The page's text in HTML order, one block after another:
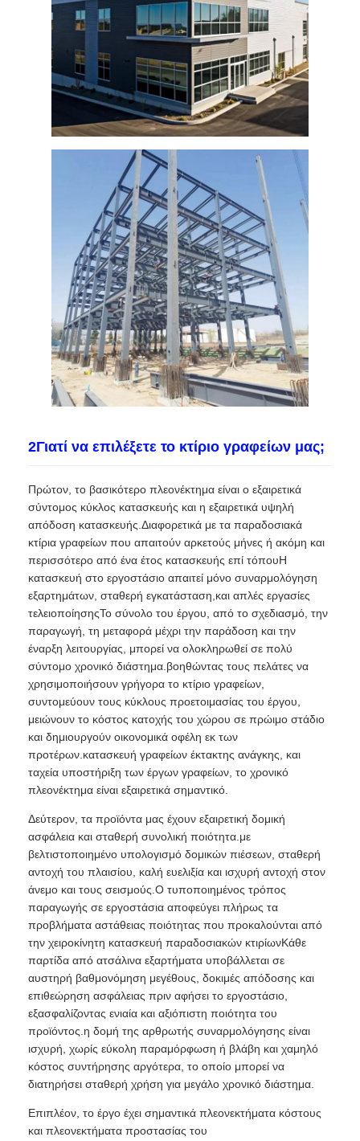
Χάλυβας Δομικό Υλικό
πουλερικά
αγελαδινό υπόστεγο
Στάβλος αλόγων
Γκαράζ από χάλυβα
2Γιατί να επιλέξετε το κτίριο γραφείων μας;
Πρώτον, το βασικότερο πλεονέκτημα είναι ο εξαιρετικά
σύντομος κύκλος κατασκευής και η εξαιρετικά υψηλή
απόδοση κατασκευής.Διαφορετικά με τα παραδοσιακά
κτίρια γραφείων που απαιτούν αρκετούς μήνες ή ακόμη και
περισσότερο από ένα έτος κατασκευής επί τόπουΗ
κατασκευή στο εργοστάσιο απαιτεί μόνο συναρμολόγηση
εξαρτημάτων, σταθερή εγκατάσταση,και απλές εργασίες
τελειοποίησηςΤο σύνολο του έργου, από το σχεδιασμό, την
παραγωγή, τη μεταφορά μέχρι την παράδοση και την
έναρξη λειτουργίας, μπορεί να ολοκληρωθεί σε πολύ
σύντομο χρονικό διάστημα.βοηθώντας τους πελάτες να
χρησιμοποιήσουν γρήγορα το κτίριο γραφείων,
συντομεύουν τους κύκλους προετοιμασίας του έργου,
μειώνουν το κόστος κατοχής του χώρου σε πρώιμο στάδιο
και δημιουργούν οικονομικά οφέλη εκ των
προτέρων.κατασκευή γραφείων έκτακτης ανάγκης, και
ταχεία υποστήριξη των έργων γραφείων, το χρονικό
πλεονέκτημα είναι εξαιρετικά σημαντικό.
Δεύτερον, τα προϊόντα μας έχουν εξαιρετική δομική
ασφάλεια και σταθερή συνολική ποιότητα.με
βελτιστοποιημένο υπολογισμό δομικών πιέσεων, σταθερή
αντοχή του πλαισίου, καλή ευελιξία και ισχυρή αντοχή στον
άνεμο και τους σεισμούς.Ο τυποποιημένος τρόπος
παραγωγής σε εργοστάσια αποφεύγει πλήρως τα
προβλήματα αστάθειας ποιότητας που προκαλούνται από
την χειροκίνητη κατασκευή παραδοσιακών κτιρίωνΚάθε
παρτίδα από ατσάλινα εξαρτήματα υποβάλλεται σε
αυστηρή βαθμονόμηση μεγέθους, δοκιμές απόδοσης και
επιθεώρηση ασφάλειας πριν αφήσει το εργοστάσιο,
εξασφαλίζοντας ενιαία και αξιόπιστη ποιότητα του
προϊόντος.η δομή της αρθρωτής συναρμολόγησης είναι
ισχυρή, χωρίς εύκολη παραμόρφωση ή βλάβη και χαμηλό
κόστος συντήρησης αργότερα, το οποίο μπορεί να
διατηρήσει σταθερή χρήση για μεγάλο χρονικό διάστημα.
Επιπλέον, το έργο έχει σημαντικά πλεονεκτήματα κόστους
και πλεονεκτήματα προστασίας του